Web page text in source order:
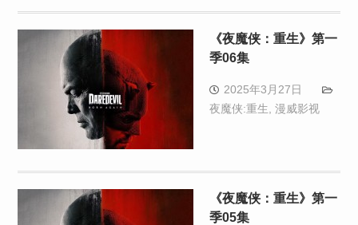
《夜魔侠：重生》第一
季06集
2025年3月27日
夜魔侠:重生 漫威影视
《夜魔侠：重生》第一
季05集